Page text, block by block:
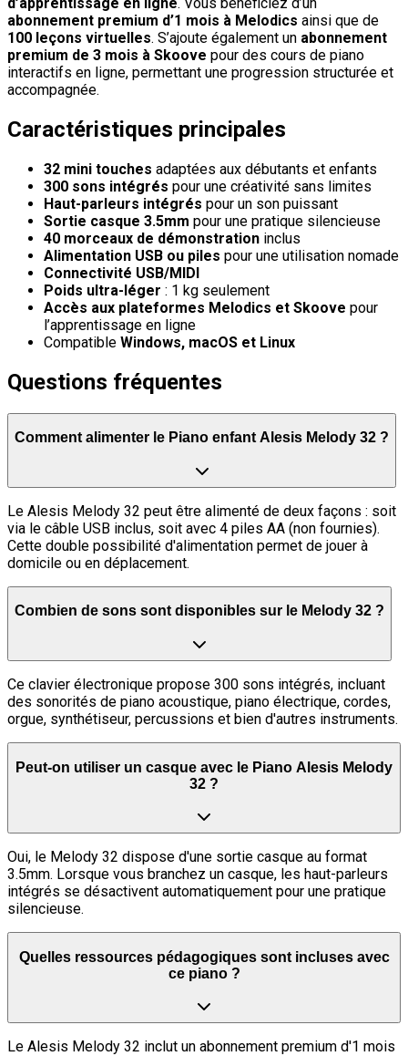
abonnement premium d’1 mois à Melodics ainsi que de
100 leçons virtuelles. S’ajoute également un abonnement
premium de 3 mois à Skoove pour des cours de piano
interactifs en ligne, permettant une progression structurée et
accompagnée.
Caractéristiques principales
32 mini touches adaptées aux débutants et enfants
300 sons intégrés pour une créativité sans limites
Haut-parleurs intégrés pour un son puissant
Sortie casque 3.5mm pour une pratique silencieuse
40 morceaux de démonstration inclus
Alimentation USB ou piles pour une utilisation nomade
Connectivité USB/MIDI
Poids ultra-léger : 1 kg seulement
Accès aux plateformes Melodics et Skoove pour
l’apprentissage en ligne
Compatible Windows, macOS et Linux
Questions fréquentes
Comment alimenter le Piano enfant Alesis Melody 32 ?
Le Alesis Melody 32 peut être alimenté de deux façons : soit
via le câble USB inclus, soit avec 4 piles AA (non fournies).
Cette double possibilité d'alimentation permet de jouer à
domicile ou en déplacement.
Combien de sons sont disponibles sur le Melody 32 ?
Ce clavier électronique propose 300 sons intégrés, incluant
des sonorités de piano acoustique, piano électrique, cordes,
orgue, synthétiseur, percussions et bien d'autres instruments.
Peut-on utiliser un casque avec le Piano Alesis Melody
32 ?
Oui, le Melody 32 dispose d'une sortie casque au format
3.5mm. Lorsque vous branchez un casque, les haut-parleurs
intégrés se désactivent automatiquement pour une pratique
silencieuse.
Quelles ressources pédagogiques sont incluses avec
ce piano ?
Le Alesis Melody 32 inclut un abonnement premium d'1 mois